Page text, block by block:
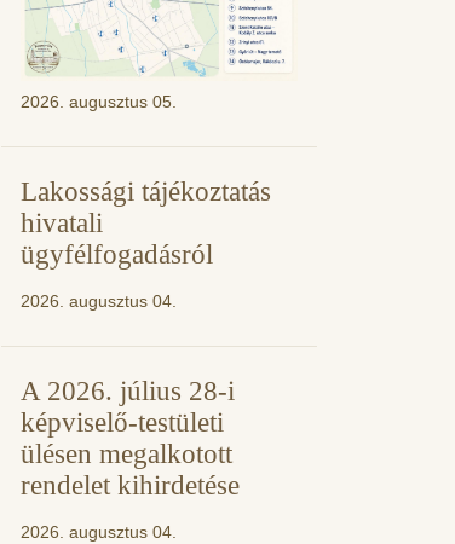
2026. augusztus 05.
Lakossági tájékoztatás
hivatali
ügyfélfogadásról
2026. augusztus 04.
A 2026. július 28-i
képviselő-testületi
ülésen megalkotott
rendelet kihirdetése
2026. augusztus 04.